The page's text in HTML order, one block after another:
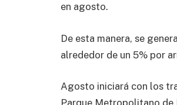
en agosto.
De esta manera, se
alrededor de un 5% por
Agosto iniciará con los